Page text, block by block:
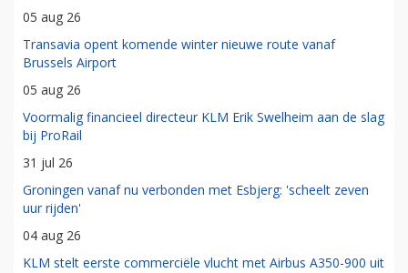
05 aug 26
Transavia opent komende winter nieuwe route vanaf
Brussels Airport
05 aug 26
Voormalig financieel directeur KLM Erik Swelheim aan de slag
bij ProRail
31 jul 26
Groningen vanaf nu verbonden met Esbjerg: 'scheelt zeven
uur rijden'
04 aug 26
KLM stelt eerste commerciële vlucht met Airbus A350-900 uit